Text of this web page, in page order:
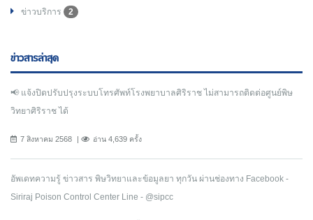
ข่าวบริการ 2
ข่าวสารล่าสุด
📢 แจ้งปิดปรับปรุงระบบโทรศัพท์โรงพยาบาลศิริราช ไม่สามารถติดต่อศูนย์พิษ
วิทยาศิริราช ได้
7 สิงหาคม 2568 อ่าน 4,639 ครั้ง
อัพเดทความรู้ ข่าวสาร พิษวิทยาและข้อมูลยา ทุกวัน ผ่านช่องทาง Facebook -
Siriraj Poison Control Center Line - @sipcc